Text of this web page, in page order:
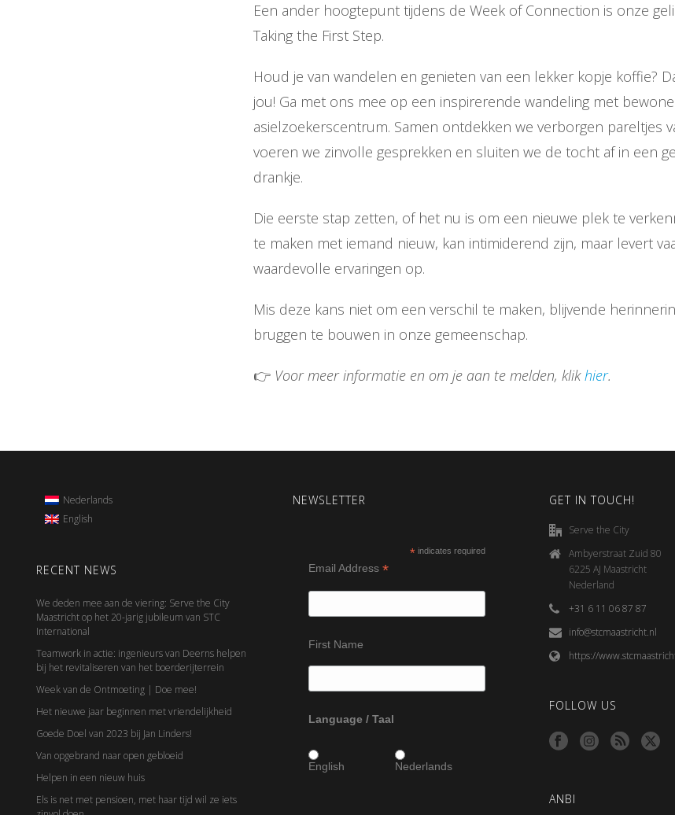
Een ander hoogtepunt tijdens de Week of Connection is onze
Taking the First Step.
Houd je van wandelen en genieten van een lekker kopje koffie?
jou! Ga met ons mee op een inspirerende wandeling met
asielzoekerscentrum. Samen ontdekken we verborgen pareltjes
voeren we zinvolle gesprekken en sluiten we de tocht af in een
drankje.
Die eerste stap zetten, of het nu is om een nieuwe plek te
te maken met iemand nieuw, kan intimiderend zijn, maar levert
waardevolle ervaringen op.
Mis deze kans niet om een verschil te maken, blijvende
bruggen te bouwen in onze gemeenschap.
👉 Voor meer informatie en om je aan te melden, klikhier.
Nederlands
English
RECENT NEWS
We deden mee aan de viering: Serve the City
Maastricht op het 20-jarig jubileum van STC
International
Teamwork in actie: ingenieurs van Deerns helpen
bij het revitaliseren van het boerderijterrein
Week van de Ontmoeting | Doe mee!
Het nieuwe jaar beginnen met vriendelijkheid
Goede Doel van 2023 bij Jan Linders!
Van opgebrand naar open gebloeid
Helpen in een nieuw huis
Els is net met pensioen, met haar tijd wil ze iets
NEWSLETTER
*indicates required
Email Address*
First Name
Language / Taal
English Nederlands
GET IN TOUCH!
Serve the City
Ambyerstraat Zuid 80
6225 AJ Maastricht
Nederland
+31 6 11 06 87 87
info@stcmaastricht.nl
https://
FOLLOW US
ANBI